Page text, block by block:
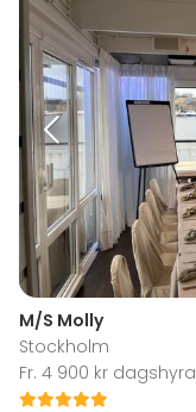
M/S Molly
Stockholm
Fr. 4 900 kr dagshyra